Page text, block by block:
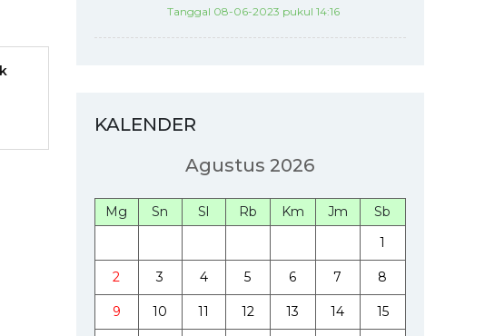
Tanggal 08-06-2023 pukul 14:16
KALENDER
Agustus 2026
Mg Sn Sl Rb Km Jm
Sb
1
2 3 4 5 6 7 8
9 10 11 12 13 14 15